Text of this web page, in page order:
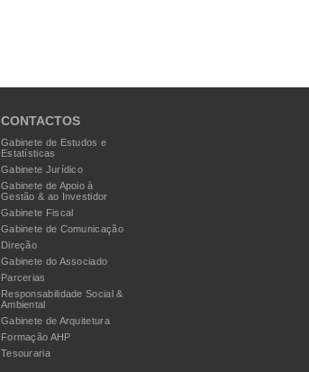
CONTACTOS
Gabinete de Estudos e
Estatísticas
Gabinete Jurídico
Gabinete de Apoio à
Gestão & ao Investidor
Gabinete Fiscal
Gabinete de Comunicação
Direção
Gabinete do Associado
Parcerias
Responsabilidade Social &
Ambiental
Gabinete de Arquitetura
Formação AHP
Tesouraria